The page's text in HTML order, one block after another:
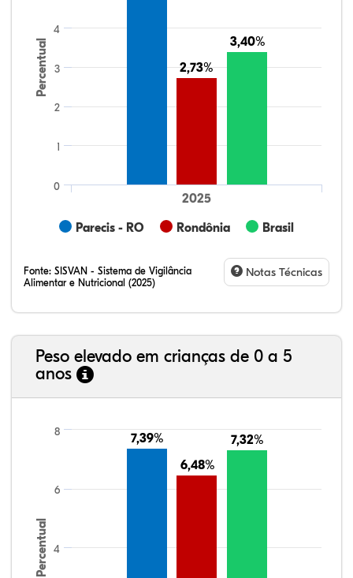
Percentual 2,73%
2,73%
3,40%
3,40%
Parecis - RO Rondônia Brasil
2025
0
1
2
3
4
Fonte: SISVAN - Sistema de Vigilância
Alimentar e Nutricional (2025)
Notas Técnicas
Peso elevado em crianças de 0 a 5
anos
Percentual
7,39%
7,39%
6,48%
6,48%
7,32%
7,32%
4
6
8
13,55%
3,62%
0,46%
77,19%
3,49%
1,69%
21,99%
7,16%
0,36%
66,18%
2,81%
1,50%